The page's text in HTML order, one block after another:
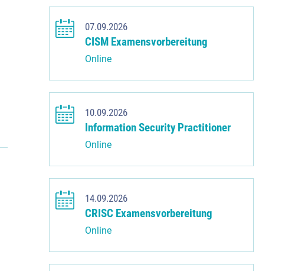
07.09.2026
CISM Examensvorbereitung
Online
10.09.2026
Information Security Practitioner
Online
14.09.2026
CRISC Examensvorbereitung
Online